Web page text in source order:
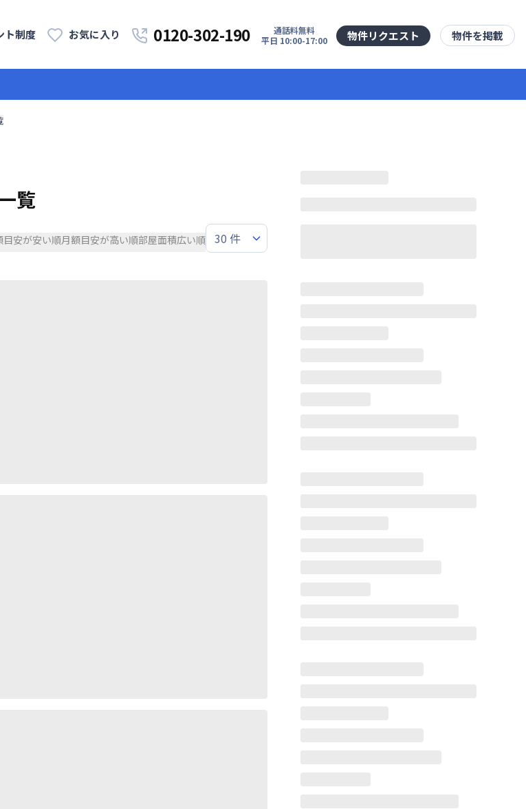
ト制度 お気に入り 0120-302-190
通話料無料
平日 10:00-17:00
物件リクエスト 物件を掲載
覧
目安が安い順月額目安が高い順部屋面積広い順